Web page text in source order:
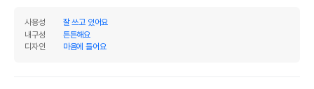
사용성
잘 쓰고 있어요
내구성
튼튼해요
디자인
마음에 들어요